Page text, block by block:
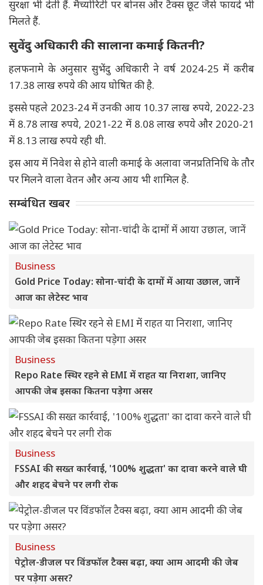
सुरक्षा भी देती हैं. मैच्योरिटी पर बोनस और टैक्स छूट जैसे फायदे भी
मिलते हैं.
सुवेंदुअधिकारी की सालाना कमाई कितनी?
हलफनामे के अनुसार सुभेंदु अधिकारी ने वर्ष 2024-25 में करीब
17.38 लाख रुपये की आय घोषित की है.
इससे पहले 2023-24 में उनकी आय 10.37 लाख रुपये, 2022-23
में 8.78 लाख रुपये, 2021-22 में 8.08 लाख रुपये और 2020-21
में 8.13 लाख रुपये रही थी.
इस आय में निवेश से होने वाली कमाई के अलावा जनप्रतिनिधि के तौर
पर मिलने वाला वेतन और अन्य आय भी शामिल है.
सम्बंधित खबर
Business
Gold Price Today: सोना-चांदी के दामों में आया उछाल, जानें
आज का लेटेस्ट भाव
Business
Repo Rate स्थिर रहने से EMI में राहत या निराशा, जानिए
आपकी जेब इसका कितना पड़ेगा असर
Business
FSSAI की सख्त कार्रवाई, '100% शुद्धता' का दावा करने वाले घी
और शहद बेचने पर लगी रोक
Business
पेट्रोल-डीजल पर विंडफॉल टैक्स बढ़ा, क्या आम आदमी की जेब
पर पड़ेगा असर?